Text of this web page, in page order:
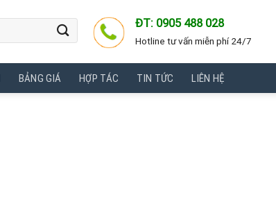
ĐT: 0905 488 028
Hotline tư vấn miễn phí 24/7
BẢNG GIÁ HỢP TÁC TIN TỨC LIÊN HỆ